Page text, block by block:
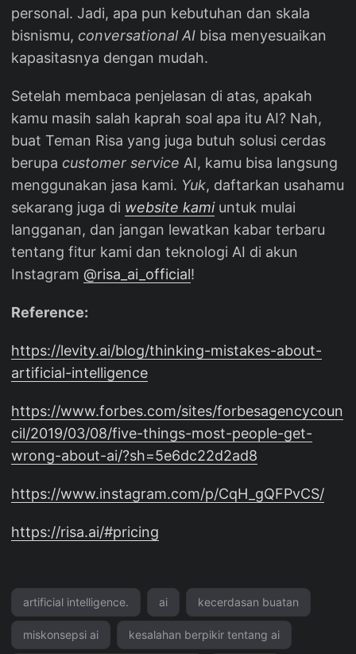
personal. Jadi, apa pun kebutuhan dan skala
bisnismu, conversational AI bisa menyesuaikan
kapasitasnya dengan mudah.
Setelah membaca penjelasan di atas, apakah
kamu masih salah kaprah soal apa itu AI? Nah,
buat Teman Risa yang juga butuh solusi cerdas
berupa customer service AI, kamu bisa langsung
menggunakan jasa kami. Yuk, daftarkan usahamu
sekarang juga di website kamiuntuk mulai
langganan, dan jangan lewatkan kabar terbaru
tentang fitur kami dan teknologi AI di akun
Instagram @risa_ai_official!
Reference:
https://levity.ai/blog/thinking-mistakes-about-
artificial-intelligence
https://www.forbes.com/sites/forbesagencycoun
cil/2019/03/08/five-things-most-people-get-
wrong-about-ai/?sh=5e6dc22d2ad8
https://www.instagram.com/p/CqH_gQFPvCS/
https://risa.ai/#pricing
artificial intelligence. ai kecerdasan buatan
miskonsepsi ai kesalahan berpikir tentang ai